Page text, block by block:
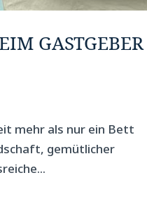
GASTGEBER
mehr als nur ein Bett
gemütlicher